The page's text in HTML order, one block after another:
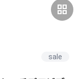
grid_view
sale